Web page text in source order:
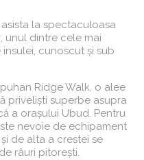
la spectaculoasa
unul dintre cele mai
cunoscut și sub
Ridge Walk, o alee
priveliști superbe asupra
a orașului Ubud. Pentru
nevoie de echipament
de alta a crestei se
râuri pitorești.